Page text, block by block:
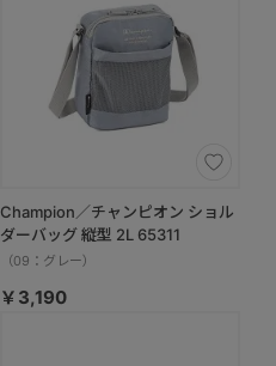
Champion／チャンピオン ショル
ダーバッグ 縦型 2L 65311
（09：グレー）
￥3,190